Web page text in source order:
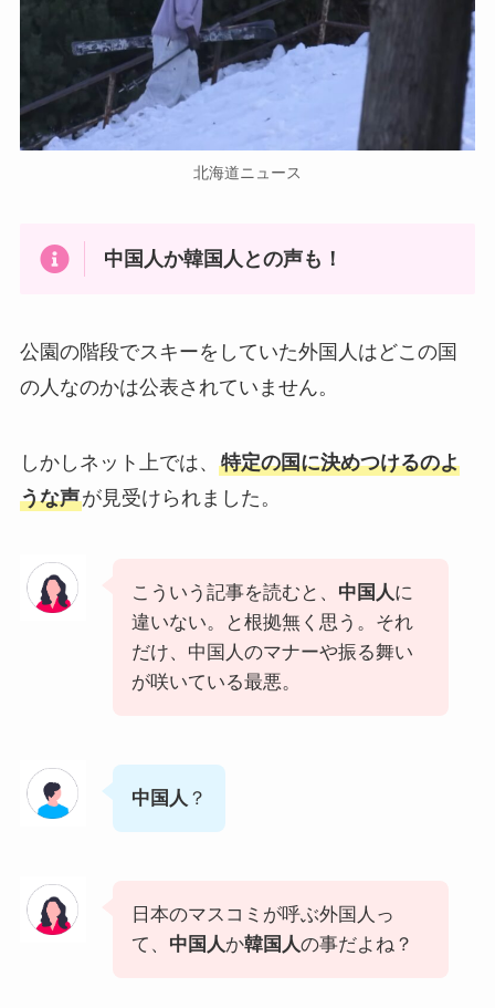
北海道ニュース
中国人か韓国人との声も！
公園の階段でスキーをしていた外国人はどこの国
の人なのかは公表されていません。
しかしネット上では、 特定の国に決めつけるのよ
うな声が見受けられました。
こういう記事を読むと、 中国人に
違いない。と根拠無く思う。それ
だけ、中国人のマナーや振る舞い
が咲いている最悪。
中国人 ？
日本のマスコミが呼ぶ外国人っ
て、 中国人か韓国人の事だよね？